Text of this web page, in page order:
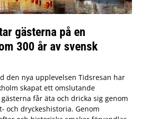
gästerna på en
300 år av svensk
den nya upplevelsen Tidsresan har
skapat ett omslutande
får äta och dricka sig genom
och dryckeshistoria. Genom